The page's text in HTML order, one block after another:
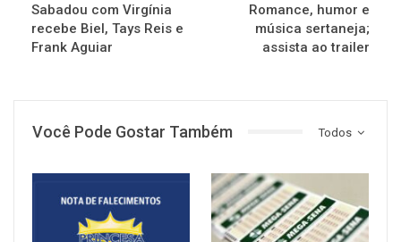
Sabadou com Virgínia
recebe Biel, Tays Reis e
Frank Aguiar
Romance, humor e
música sertaneja;
assista ao trailer
Todos
Você Pode Gostar Também
NOTÍCIAS